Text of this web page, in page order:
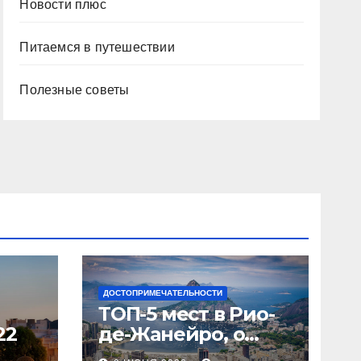
Новости плюс
Питаемся в путешествии
Полезные советы
ДОСТОПРИМЕЧАТЕЛЬНОСТИ
ТОП-5 мест в Рио-
де-Жанейро, о
которых вы не